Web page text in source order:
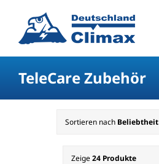
TeleCare Zubehör
Sortieren nach Beliebtheit
Zeige24 Produkte